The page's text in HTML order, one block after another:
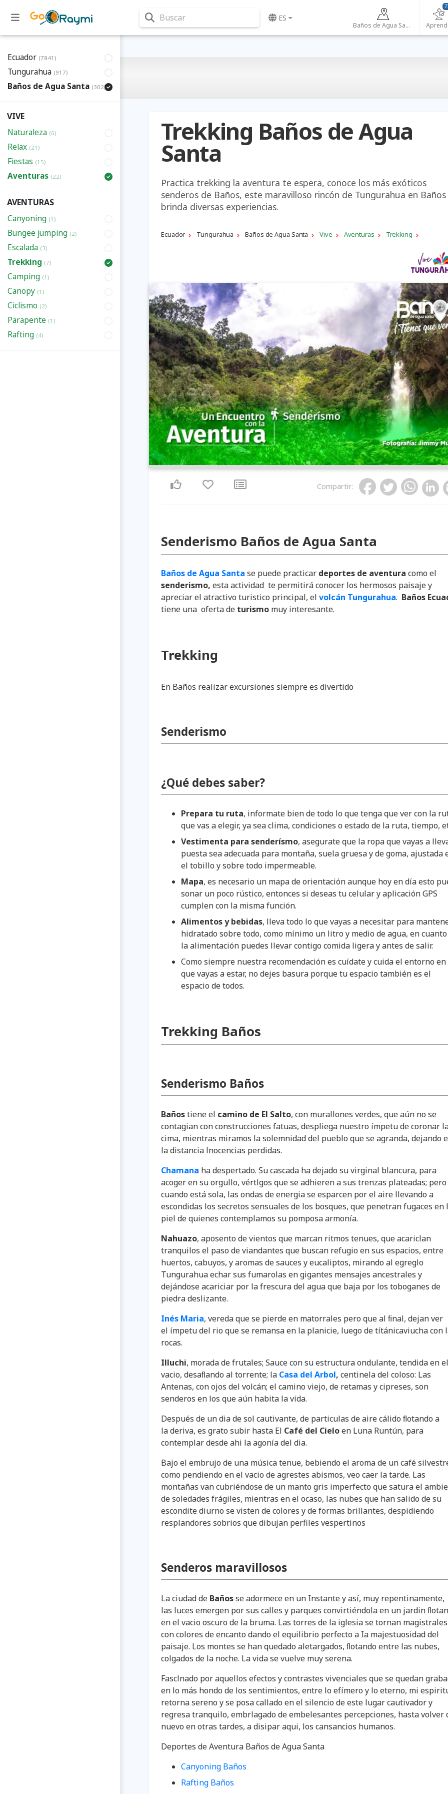
Buscar ES
Baños de Agua Santa
Ecuador (7841)
Tungurahua (917)
Baños de Agua Santa (302)
VIVE
Naturaleza (6)
Relax (21)
Fiestas (15)
Aventuras (22)
AVENTURAS
Canyoning (1)
Bungee jumping (2)
Escalada (3)
Trekking (7)
Camping (1)
Canopy (1)
Ciclismo (2)
Parapente (1)
Rafting (4)
Trekking Baños de Agua
Santa
Practica trekking la aventura te espera, conoce los más exóticos
senderos de Baños, este maravilloso rincón de Tungurahua en
brinda diversas experiencias.
Ecuador Tungurahua Baños de Agua Santa Vive Aventuras Trekking
Previous
Compartir:
Senderismo Baños de Agua Santa
Baños de Agua Santa se puede practicar deportes de aventura como el
senderismo, esta actividad te permitirá conocer los hermosos paisaje y
apreciar el atractivo turistico principal, el volcán Tungurahua. Baños
tiene una oferta de turismo muy interesante.
Trekking
En Baños realizar excursiones siempre es divertido
Senderismo
¿Qué debes saber?
Prepara tu ruta, informate bien de todo lo que tenga que ver con la
que vas a elegir, ya sea clima, condiciones o estado de la ruta, tiempo,
Vestimenta para senderísmo, asegurate que la ropa que vayas a
puesta sea adecuada para montaña, suela gruesa y de goma, ajustada
el tobillo y sobre todo impermeable.
Mapa, es necesario un mapa de orientación aunque hoy en día esto
sonar un poco rústico, entonces si deseas tu celular y aplicación GPS
cumplen con la misma función.
Alimentos y bebidas, lleva todo lo que vayas a necesitar para
hidratado sobre todo, como mínimo un litro y medio de agua, en
la alimentación puedes llevar contigo comida ligera y antes de salir.
Como siempre nuestra recomendación es cuídate y cuida el entorno
que vayas a estar, no dejes basura porque tu espacio también es el
espacio de todos.
Trekking Baños
Senderismo Baños
Bañostiene el camino de El Salto, con murallones verdes, que aún no se
contagian con construcciones fatuas, despliega nuestro ímpetu de coronar
cima, mientras miramos la solemnidad del pueblo que se agranda, dejando
la distancia lnocencias perdidas.
Chamana ha despertado. Su cascada ha dejado su virginal blancura, para
acoger en su orgullo, vértlgos que se adhieren a sus trenzas plateadas; pero
cuando está sola, las ondas de energia se esparcen por el aire llevando a
escondidas los secretos sensuales de los bosques, que penetran fugaces en
piel de quienes contemplamos su pomposa armonía.
Nahuazo, aposento de vientos que marcan ritmos tenues, que acariclan
tranquilos el paso de viandantes que buscan refugio en sus espacios, entre
huertos, cabuyos, y aromas de sauces y eucaliptos, mirando al egreglo
Tungurahua echar sus fumarolas en gigantes mensajes ancestrales y
dejándose acariciar por la frescura del agua que baja por los toboganes de
piedra deslizante.
Inés Maria, vereda que se pierde en matorrales pero que al ﬁnal, dejan ver
el ímpetu del rio que se remansa en la planicie, luego de títánicaviucha con
rocas.
Illuchi, morada de frutales; Sauce con su estructura ondulante, tendida en el
vacio, desaﬂando al torrente; la Casa del Arbol, centinela del coloso: Las
Antenas, con ojos del volcán; el camino viejo, de retamas y cipreses, son
senderos en los que aún habita la vida.
Después de un dia de sol cautivante, de particulas de aire cálido ﬂotando a
la deriva, es grato subir hasta El Café del Cieloen Luna Runtún, para
contemplar desde ahi la agonía del dia.
Bajo el embrujo de una música tenue, bebiendo el aroma de un café
como pendiendo en el vacio de agrestes abismos, veo caer la tarde. Las
montañas van cubriéndose de un manto gris imperfecto que satura el
de soledades frágiles, mientras en el ocaso, las nubes que han salido de su
escondite diurno se visten de colores y de formas brillantes, despidiendo
resplandores sobrios que dibujan perfiles vespertinos
Senderos maravillosos
La ciudad de Bañosse adormece en un Instante y así, muy repentinamente,
las luces emergen por sus calles y parques convirtiéndola en un jardin
en el vacio oscuro de la bruma. Las torres de la iglesia se tornan magistrales
con colores de encanto dando el equilibrio perfecto a Ia majestuosidad del
paisaje. Los montes se han quedado aletargados, ﬂotando entre las nubes,
colgados de la noche. La vida se vuelve muy serena.
Fasclnado por aquellos efectos y contrastes vivenciales que se quedan
en lo más hondo de los sentimientos, entre lo efímero y lo eterno, mi
retorna sereno y se posa callado en el silencio de este lugar cautivador y
regresa tranquilo, embrlagado de embelesantes percepciones, hasta volver
nuevo en otras tardes, a disipar aqui, los cansancios humanos.
Deportes de Aventura Baños de Agua Santa
Canyoning Baños
Rafting Baños